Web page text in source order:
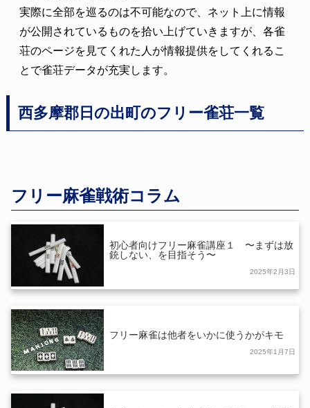
実際に全部を巡るのは不可能なので、ネット上に情報
が公開されているものを拾い上げていきますが、各雀
荘のページを見てくれた人が情報提供をしてくれるこ
とで雀荘データが充実します。
西多摩郡日の出町のフリー雀荘一覧
フリー麻雀戦術コラム
初心者向けフリー麻雀講座１ 〜まずは放
銃しない、を目指そう〜
2025年2月3日
フリー麻雀は他者をいかに使うかがキモ
2025年1月7日